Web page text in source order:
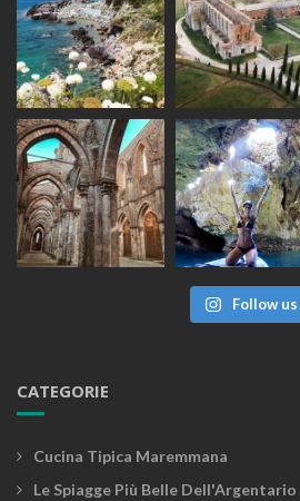
Follow us
CATEGORIE
Cucina Tipica Maremmana
Le Spiagge Più Belle Dell'Argentario